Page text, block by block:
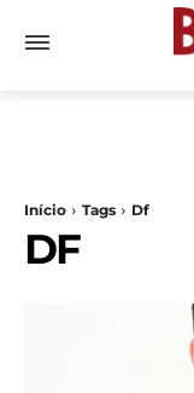
Início Tags Df
DF